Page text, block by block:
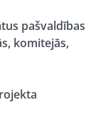
pašvaldības
komitejās,